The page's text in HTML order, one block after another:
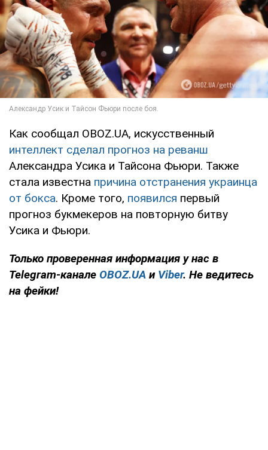
Как сообщал OBOZ.UA, искусственный
интеллект сделал прогноз на реванш
Александра Усика и Тайсона Фьюри. Также
стала известна причина отстранения украинца
от бокса. Кроме того, появился первый
прогноз букмекеров на повторную битву
Усика и Фьюри.
Только проверенная информация у нас в
Telegram-канале OBOZ.UA и Viber. Не ведитесь
на фейки!